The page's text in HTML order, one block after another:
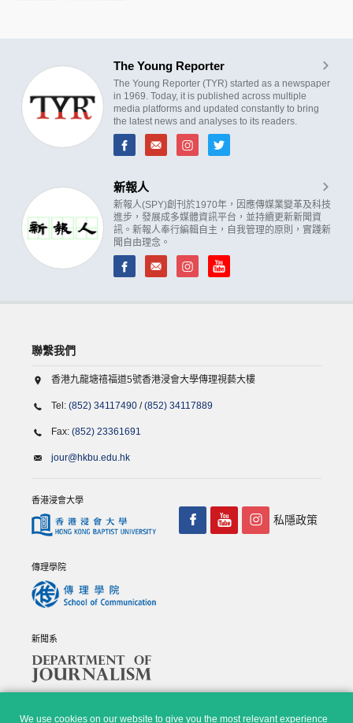
The Young Reporter
The Young Reporter (TYR) started as a newspaper
in 1969. Today, it is published across multiple
media platforms and updated constantly to bring
the latest news and analyses to its readers.
新報人
新報人(SPY)創刊於1970年，因應傳媒業變革及科技
進步，發展成多媒體資訊平台，並持續更新新聞資
訊。新報人奉行編輯自主，自我管理的原則，實踐新
聞自由理念。
We use cookies on our website to give you the most relevant experience
聯繫我們
香港九龍塘禧福道5號香港浸會大學傳理視藝大樓
Tel: (852) 34117490 /(852) 34117889
Fax: (852) 23361691
jour@hkbu.edu.hk
香港浸會大學
傳理學院
新聞系
私隱政策